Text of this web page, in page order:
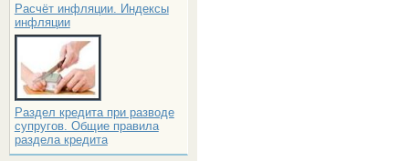
Расчёт инфляции. Индексы
инфляции
Раздел кредита при разводе
супругов. Общие правила
раздела кредита